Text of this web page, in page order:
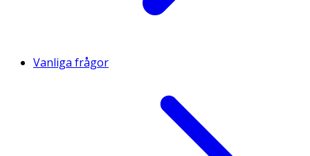
Vanliga frågor